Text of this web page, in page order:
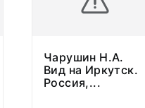
Чарушин Н.А.
Вид на Иркутск.
Россия,...